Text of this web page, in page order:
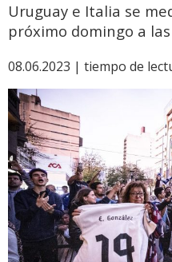
Uruguay e Italia se
próximo domingo a
08.06.2023 | tiempo de